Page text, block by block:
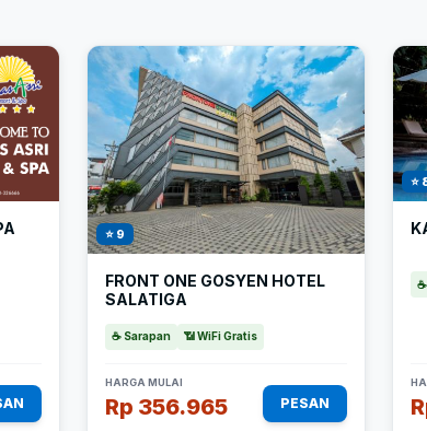
⭐ 9
FRONT ONE GOSYEN HOTEL
SALATIGA
☕ Sarapan 📶 WiFi Gratis
HARGA MULAI
Rp 356.965 PESAN
⭐